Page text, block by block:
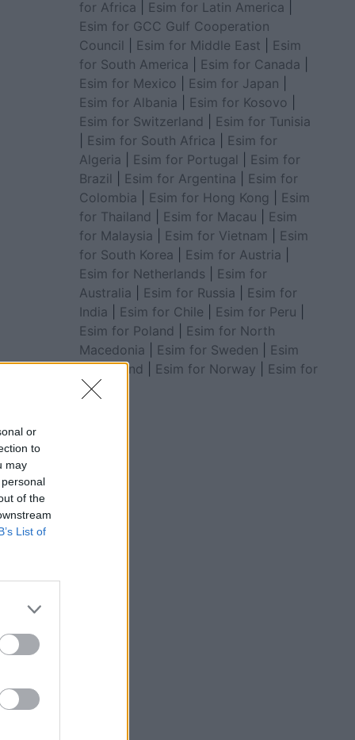
or
to
may
of the
List of
for Africa
Esim for Latin America
Esim for GCC Gulf Cooperation
Council
Esim for Middle East
Esim
for South America
Esim for Canada
Esim for Mexico
Esim for Japan
Esim for Albania
Esim for Kosovo
Esim for Switzerland
Esim for Tunisia
Esim for South Africa
Esim for
Algeria
Esim for Portugal
Esim for
Brazil
Esim for Argentina
Esim for
Colombia
Esim for Hong Kong
Esim
for Thailand
Esim for Macau
Esim
for Malaysia
Esim for Vietnam
Esim
for South Korea
Esim for Austria
Esim for Netherlands
Esim for
Australia
Esim for Russia
Esim for
India
Esim for Chile Esim for Peru
Esim for Poland
Esim for North
Macedonia
Esim for Sweden
Esim
for Finland
Esim for Norway
Esim for
Belgium